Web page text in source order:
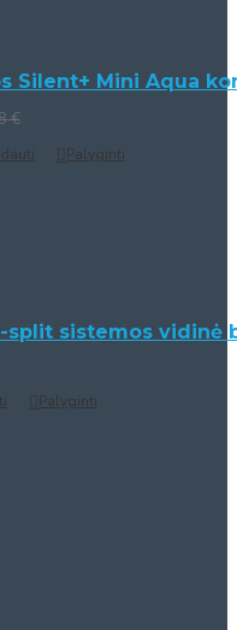
Silent+ Mini Aqua
€
Palyginti
split sistemos vidinė
Palyginti